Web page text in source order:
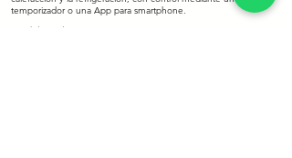
temporizador o una App para smartphone.
eMobility Solutions.